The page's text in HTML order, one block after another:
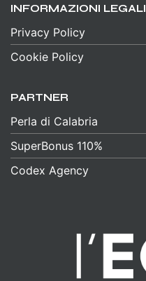
INFORMAZIONI LEGALI
Privacy Policy
Cookie Policy
PARTNER
Perla di Calabria
SuperBonus 110%
Codex Agency